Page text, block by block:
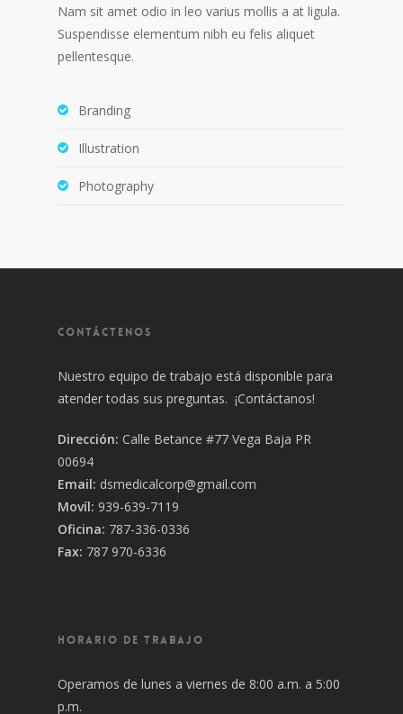
Nam sit amet odio in leo varius mollis a at ligula.
Suspendisse elementum nibh eu felis aliquet
pellentesque.
Branding
Illustration
Photography
CONTÁCTENOS
Nuestro equipo de trabajo está disponible para
atender todas sus preguntas. ¡Contáctanos!
Dirección: Calle Betance #77 Vega Baja PR
00694
Email: dsmedicalcorp@gmail.com
Movíl: 939-639-7119
Oficina: 787-336-0336
Fax: 787 970-6336
HORARIO DE TRABAJO
Operamos de lunes a viernes de 8:00 a.m. a 5:00
p.m.